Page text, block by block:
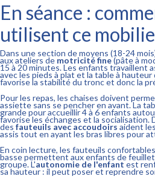
En séance :
utilisent ce
Dans une section de moyens (18-24
aux ateliers de motricité fine(pâte à
15 à 20 minutes. Les enfants travaillent
avec les pieds à plat et la table à
favorise la stabilité du tronc et donc la
Pour les repas, les chaises doivent
assiette sans se pencher en avant. La
grande pour accueillir 4 à 6 enfants
favorise les échanges et la socialisation.
des fauteuils avec accoudoirs aident
assis tout en ayant les bras libres pour
En coin lecture, les fauteuils
basse permettent aux enfants de
groupe. L'autonomie de l'enfant est
sa hauteur : il peut poser et reprendre